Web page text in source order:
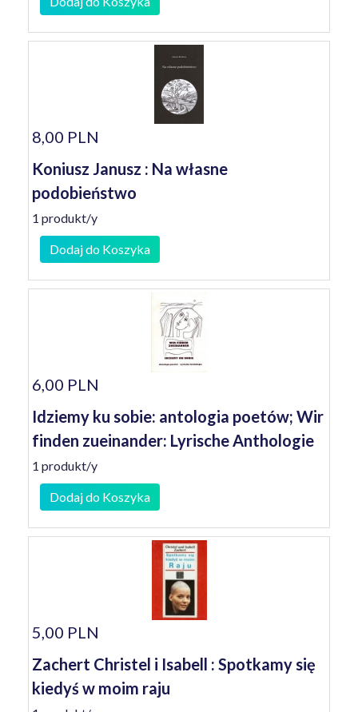
8,00 PLN
Koniusz Janusz : Na własne
podobieństwo
1 produkt/y
Dodaj do Koszyka
6,00 PLN
Idziemy ku sobie: antologia poetów; Wir
finden zueinander: Lyrische Anthologie
1 produkt/y
Dodaj do Koszyka
5,00 PLN
Zachert Christel i Isabell : Spotkamy się
kiedyś w moim raju